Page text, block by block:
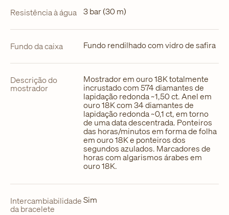
Resistência à água 3 bar (30 m)
Fundo da caixa Fundo rendilhado com vidro de safira
Descrição do
mostrador
Mostrador em ouro 18K totalmente
incrustado com 574 diamantes de
lapidação redonda ~1,50 ct. Anel em
ouro 18K com 34 diamantes de
lapidação redonda ~0,1 ct, em torno
de uma data descentrada. Ponteiros
das horas/minutos em forma de folha
em ouro 18K e ponteiros dos
segundos azulados. Marcadores de
horas com algarismos árabes em
ouro 18K.
Intercambiabilidade
da bracelete
Sim